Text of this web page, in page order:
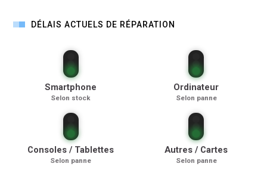
DÉLAIS ACTUELS DE RÉPARATION
Smartphone
Selon stock
Ordinateur
Selon panne
Consoles / Tablettes
Selon panne
Autres / Cartes
Selon panne